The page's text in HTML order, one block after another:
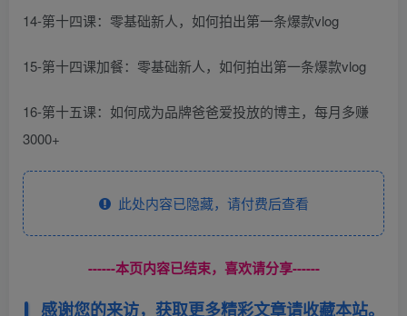
14-第十四课：零基础新人，如何拍出第一条爆款vlog
15-第十四课加餐：零基础新人，如何拍出第一条爆款vlog
16-第十五课：如何成为品牌爸爸爱投放的博主，每月多赚
3000+
此处内容已隐藏，请付费后查看
------本页内容已结束，喜欢请分享------
感谢您的来访，获取更多精彩文章请收藏本站。